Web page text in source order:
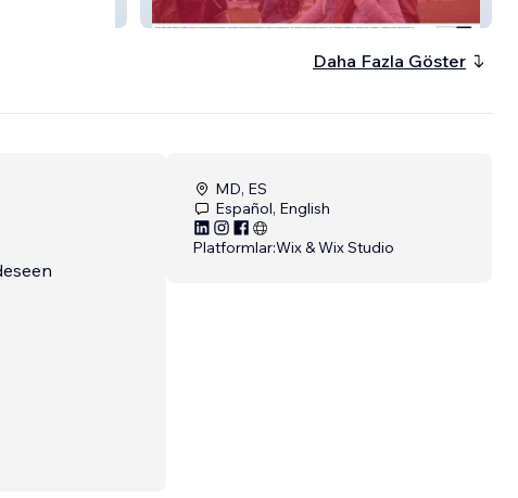
fundexeo
Daha Fazla Göster
MD, ES
Español, English
Platformlar:Wix & Wix Studio